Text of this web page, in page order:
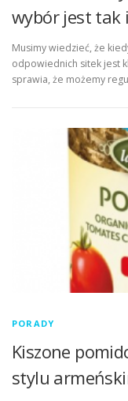
wybór jest tak
Musimy wiedzieć, że
odpowiednich sitek jest
sprawia, że możemy
PORADY
Kiszone
stylu